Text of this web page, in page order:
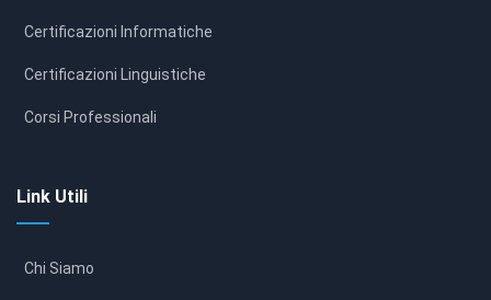
Certificazioni Informatiche
Certificazioni Linguistiche
Corsi Professionali
Link Utili
Chi Siamo